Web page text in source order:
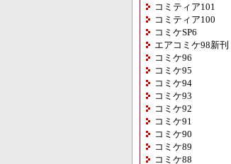
コミティア101
コミティア100
コミケSP6
エアコミケ98新刊
コミケ96
コミケ95
コミケ94
コミケ93
コミケ92
コミケ91
コミケ90
コミケ89
コミケ88